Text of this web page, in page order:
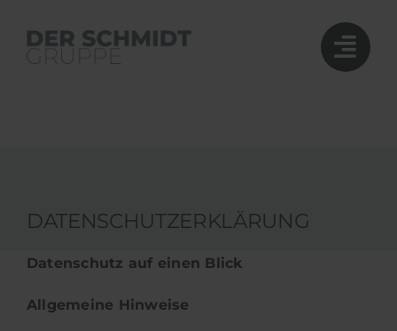
Inhalt
springen
DATENSCHUTZERKLÄRUNG
Datenschutz auf einen Blick
Allgemeine Hinweise